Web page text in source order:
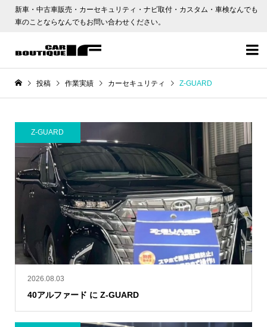
新車・中古車販売・カーセキュリティ・ナビ取付・カスタム・車検なんでも
車のことならなんでもお問い合わせください。

投稿 作業実績 カーセキュリティ Z-GUARD
2026.08.03
40アルファード に Z-GUARD
Z-GUARD